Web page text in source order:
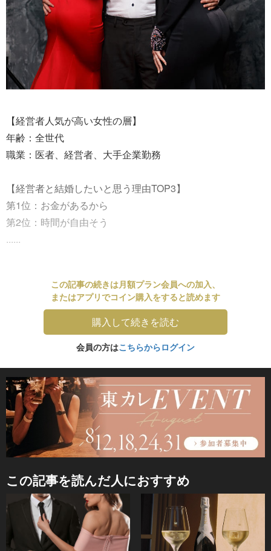
【経営者人気が高い女性の層】
年齢：全世代
職業：医者、経営者、大手企業勤務
【経営者と結婚したいと思う理由TOP3】
第1位：お金があるから
第2位：時間が自由そう
......
この記事の続きは月額プラン会員への加入、
またはアプリでコイン購入をすると読めます
購入して続きを読む
会員の方はこちらからログイン
この記事を読んだ人におすすめ